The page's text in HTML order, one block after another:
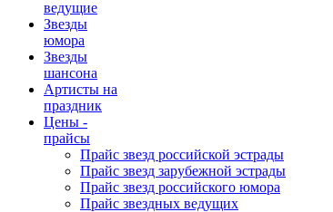
ведущие
Звезды
юмора
Звезды
шансона
Артисты на
праздник
Цены -
прайсы
Прайс звезд российской эстрады
Прайс звезд зарубежной эстрады
Прайс звезд российского юмора
Прайс звездных ведущих